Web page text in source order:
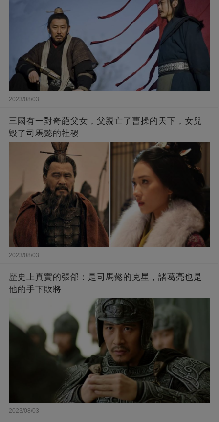
2023/08/03
三國有一對奇葩父女，父親亡了曹操的天下，女兒
毀了司馬懿的社稷
2023/08/03
歷史上真實的張郃：是司馬懿的克星，諸葛亮也是
他的手下敗將
2023/08/03